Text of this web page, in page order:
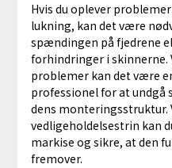
Hvis du oplever
lukning, kan det være
spændingen på fjedrene
forhindringer i skinnerne.
problemer kan det være
professionel for at undgå
dens monteringsstruktur.
vedligeholdelsestrin kan
markise og sikre, at den
fremover.